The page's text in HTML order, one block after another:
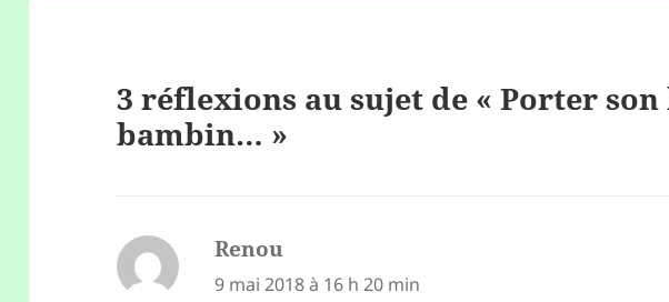
3 réflexions au sujet de « Porter son
bambin… »
Renou
9 mai 2018 à 16 h 20 min